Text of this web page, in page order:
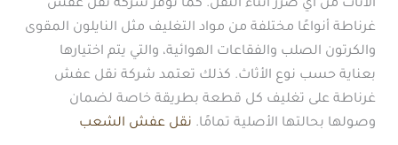
الأثاث من أي ضرر أثناء النقل. كما توفر شركة نقل عفش
غرناطة أنواعًا مختلفة من مواد التغليف مثل النايلون المقوى
والكرتون الصلب والفقاعات الهوائية، والتي يتم اختيارها
بعناية حسب نوع الأثاث. كذلك تعتمد شركة نقل عفش
غرناطة على تغليف كل قطعة بطريقة خاصة لضمان
وصولها بحالتها الأصلية تمامًا. نقل عفش الشعب